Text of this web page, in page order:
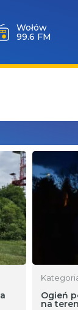
Wołów
99.6 FM
Ogień
na